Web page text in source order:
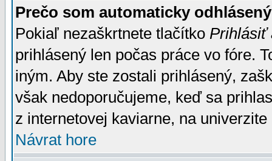
Prečo som automaticky
Pokiaľ nezaškrtnete tlačítko Prihlásiť
prihlásený len počas práce vo fóre.
iným. Aby ste zostali prihlásený,
však nedoporučujeme, keď sa
z internetovej kaviarne, na univerzite
Návrat hore